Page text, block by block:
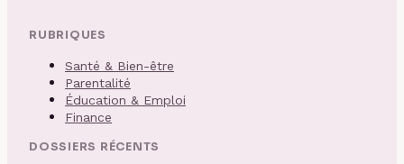
RUBRIQUES
Santé & Bien-être
Parentalité
Éducation & Emploi
Finance
DOSSIERS RÉCENTS